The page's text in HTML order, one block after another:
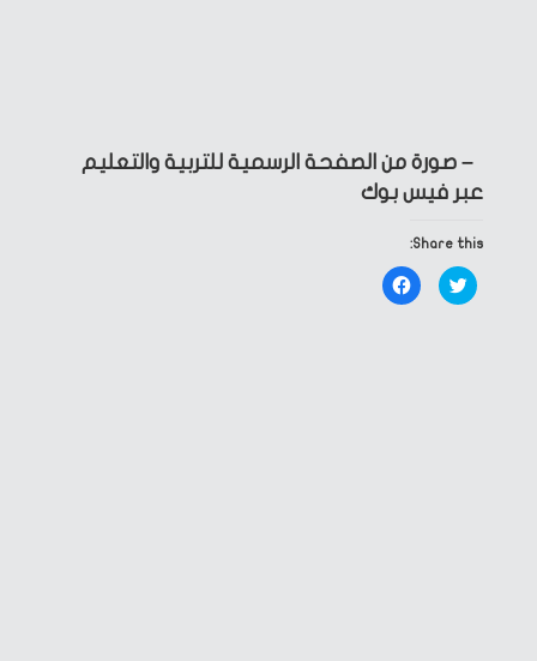
– صورة من الصفحة الرسمية للتربية والتعليم
عبر فيس بوك
Share this:
Click
to
share
Click
to